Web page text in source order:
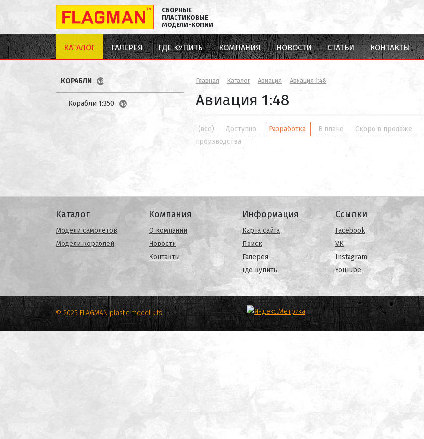
СБОРНЫЕ
ПЛАСТИКОВЫЕ
МОДЕЛИ-КОПИИ
КАТАЛОГ ГАЛЕРЕЯ ГДЕ КУПИТЬ КОМПАНИЯ НОВОСТИ СТАТЬИ КОНТАКТЫ
КОРАБЛИ 48
Корабли 1:350 46
Главная Каталог Авиация Авиация 1:48
Авиация 1:48
(все) Доступно Разработка В плане Скоро в продаже
производства
Каталог
Модели самолетов
Модели кораблей
Компания
О компании
Новости
Контакты
Информация
Карта сайта
Поиск
Галерея
Где купить
Ссылки
Facebook
VK
Instagram
YouTube
© 2026 FLAGMAN plastic model kits